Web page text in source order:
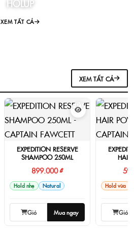
HOLUP
XEM TẤT CẢ
XEM TẤT CẢ
EXPEDITION RESERVE
SHAMPOO 250ML
899.000 ₫
Hold nhẹ Natural
Giỏ Mua ngay
HAIR
Hold vừa
Giỏ